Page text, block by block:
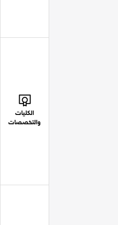
الكليات
والتخصصات